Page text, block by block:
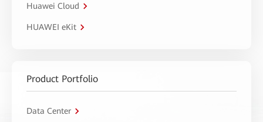
Huawei Cloud
HUAWEI eKit
Product Portfolio
Data Center